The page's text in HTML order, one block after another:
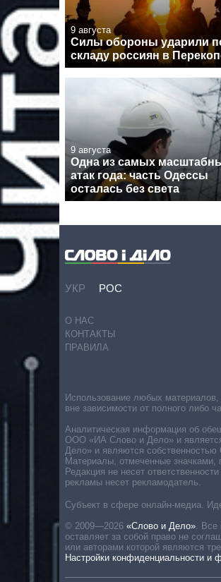
9 августа
Силы обороны ударили
складу россиян в
9 августа
Одна из самых
атак года: часть Одессы
осталась без света
УКР РОС
О НАС
КОНТАКТЫ
ПРАВИЛА
Субъект в сфере онлайн-медиа.
© 2009—2026 «Слово и Дело». Все
оставляет за собой право не
или авторами которой являются
Настройки конфиденциальности и
Использование любых
вне зависимости от полного либо
Аналитическая информация об
ООО «ИА Слово и Дело» и
Дело» и являются
Материалы, отмеченные значками,
Редакция не несет
рекламы несет рекламодатель.